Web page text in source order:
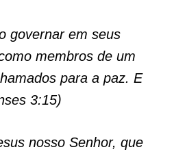
governar em seus
membros de um
para a paz. E
3:15)
nosso Senhor, que